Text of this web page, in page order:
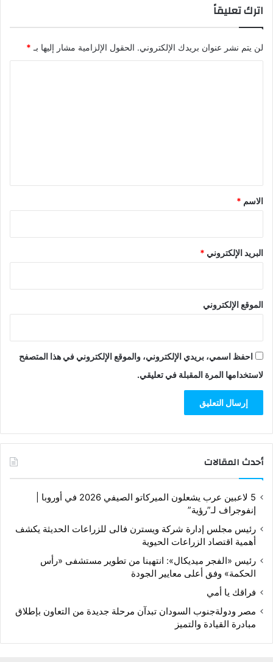
اترك تعليقاً
لن يتم نشر عنوان بريدك الإلكتروني. الحقول الإلزامية مشار إليها بـ *
*
الاسم *
البريد الإلكتروني *
الموقع الإلكتروني
احفظ اسمي، بريدي الإلكتروني، والموقع الإلكتروني في هذا المتصفح
لاستخدامها المرة المقبلة في تعليقي.
أحدث المقالات
5 لاعبين عرب يشعلون الميركاتو الصيفي 2026 في أوروبا |
إنفوجراف لـ”رؤية”
رئيس مجلس إدارة شركة ويسترن فالى للزراعات الحديثة يكشف
أهمية اقتصاد الزراعات الحيوية
رئيس «الفجر ميديكال»: انتهينا من تطوير مستشفى «رأس
الحكمة» وفق أعلى معايير الجودة
فراقك يا أمي
مصر ودولةجنوب السودان تبدآن مرحلة جديدة من التعاون بإطلاق
مبادرة القيادة والتميز